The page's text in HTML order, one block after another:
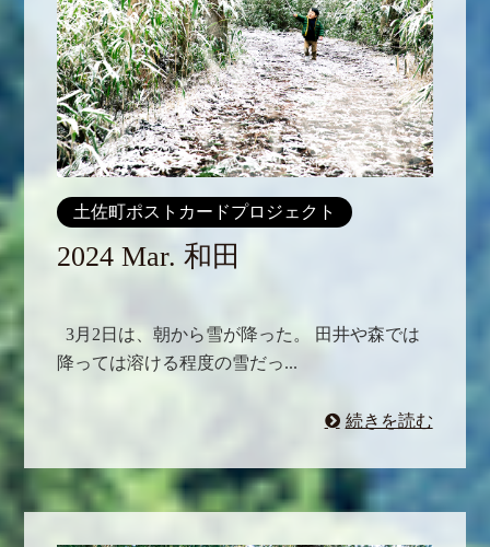
土佐町ポストカードプロジェクト
2024 Mar. 和田
3月2日は、朝から雪が降った。 田井や森では
降っては溶ける程度の雪だっ...
続きを読む